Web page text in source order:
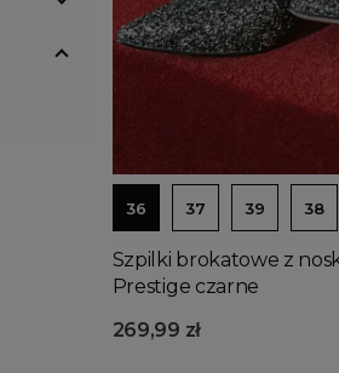
36 37 39 38
Szpilki brokatowe z
Prestige czarne
269,99 zł